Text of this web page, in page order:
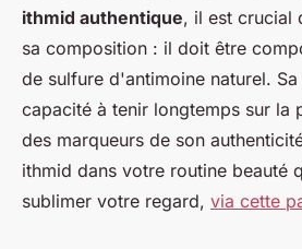
ithmid authentique, il est crucial
sa composition : il doit être
de sulfure d'antimoine naturel.
capacité à tenir longtemps sur la
des marqueurs de son
ithmid dans votre routine beauté
sublimer votre regard, via cette